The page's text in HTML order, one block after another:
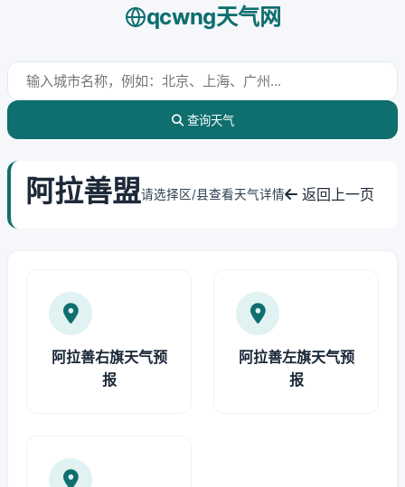
qcwng天气网
查询天气
阿拉善盟请选择区/县查看天气详情 返回上一页
阿拉善右旗天气预
报
阿拉善左旗天气预
报